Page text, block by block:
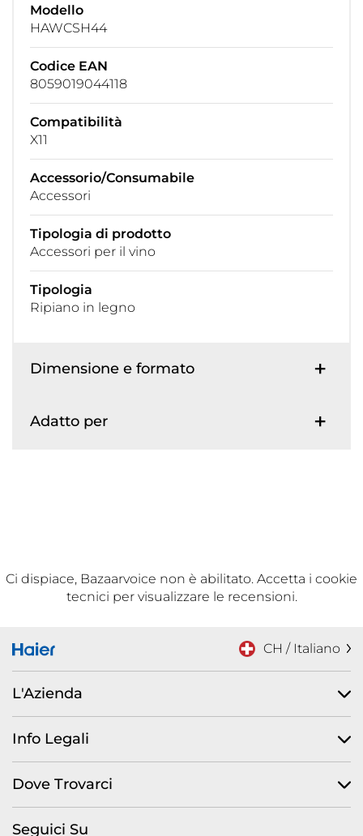
Modello
HAWCSH44
Codice EAN
8059019044118
Compatibilità
X11
Accessorio/Consumabile
Accessori
Tipologia di prodotto
Accessori per il vino
Tipologia
Ripiano in legno
Dimensione e formato
Adatto per
Ci dispiace, Bazaarvoice non è abilitato. Accetta i cookie
tecnici per visualizzare le recensioni.
CH / Italiano
L'Azienda
Info Legali
Dove Trovarci
Seguici Su